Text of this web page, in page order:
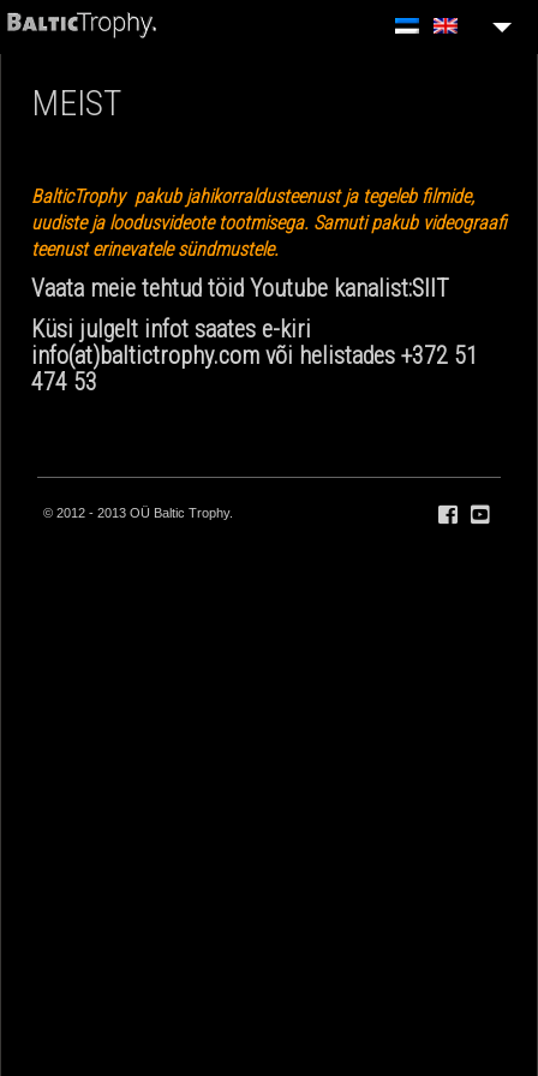
VIDEOGRAAF
KONTAKT
MEIST
BalticTrophy pakub jahikorraldusteenust ja tegeleb filmide,
uudiste ja loodusvideote tootmisega. Samuti pakub videograafi
teenust erinevatele sündmustele.
Vaata meie tehtud töid Youtube kanalist:SIIT
Küsi julgelt infot saates e-kiri
info(at)baltictrophy.com või helistades +372 51
474 53
© 2012 - 2013 OÜ Baltic Trophy.